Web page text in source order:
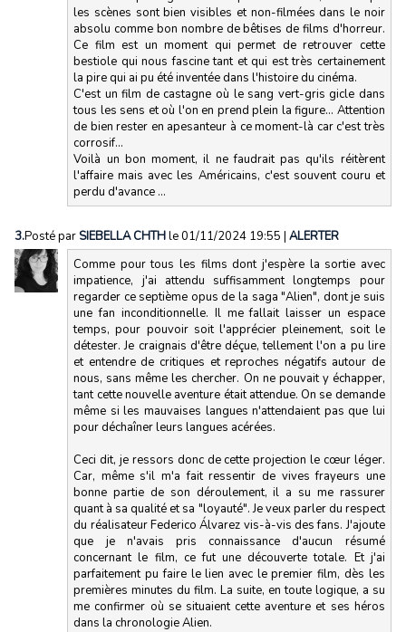
les scènes sont bien visibles et non-filmées dans le noir
absolu comme bon nombre de bêtises de films d'horreur.
Ce film est un moment qui permet de retrouver cette
bestiole qui nous fascine tant et qui est très certainement
la pire qui ai pu été inventée dans l'histoire du cinéma.
C'est un film de castagne où le sang vert-gris gicle dans
tous les sens et où l'on en prend plein la figure... Attention
de bien rester en apesanteur à ce moment-là car c'est très
corrosif...
Voilà un bon moment, il ne faudrait pas qu'ils réitèrent
l'affaire mais avec les Américains, c'est souvent couru et
perdu d'avance ...
3.Posté par SIEBELLA CHTHle 01/11/2024 19:55 | ALERTER
Comme pour tous les films dont j'espère la sortie avec
impatience, j'ai attendu suffisamment longtemps pour
regarder ce septième opus de la saga "Alien", dont je suis
une fan inconditionnelle. Il me fallait laisser un espace
temps, pour pouvoir soit l'apprécier pleinement, soit le
détester. Je craignais d'être déçue, tellement l'on a pu lire
et entendre de critiques et reproches négatifs autour de
nous, sans même les chercher. On ne pouvait y échapper,
tant cette nouvelle aventure était attendue. On se demande
même si les mauvaises langues n'attendaient pas que lui
pour déchaîner leurs langues acérées.
Ceci dit, je ressors donc de cette projection le cœur léger.
Car, même s'il m'a fait ressentir de vives frayeurs une
bonne partie de son déroulement, il a su me rassurer
quant à sa qualité et sa "loyauté". Je veux parler du respect
du réalisateur Federico Álvarez vis-à-vis des fans. J'ajoute
que je n'avais pris connaissance d'aucun résumé
concernant le film, ce fut une découverte totale. Et j'ai
parfaitement pu faire le lien avec le premier film, dès les
premières minutes du film. La suite, en toute logique, a su
me confirmer où se situaient cette aventure et ses héros
dans la chronologie Alien.